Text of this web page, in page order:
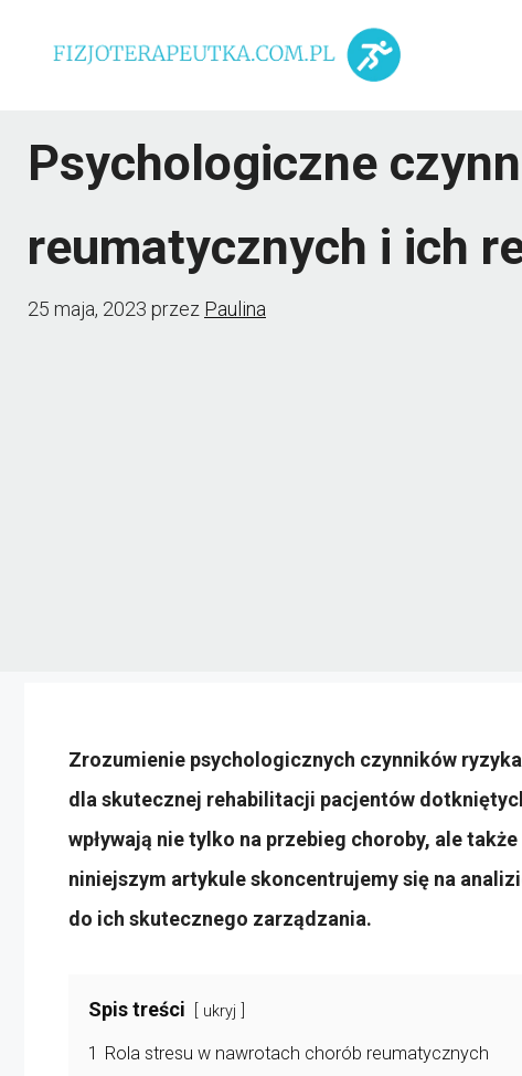
Psychologiczne
reumatycznych i ich
25 maja, 2023 przez Paulina
Zrozumienie psychologicznych czynników
dla skutecznej rehabilitacji pacjentów
wpływają nie tylko na przebieg choroby, ale
niniejszym artykule skoncentrujemy się na
do ich skutecznego zarządzania.
Spis treści ukryj
1 Rola stresu w nawrotach chorób reumatycznych